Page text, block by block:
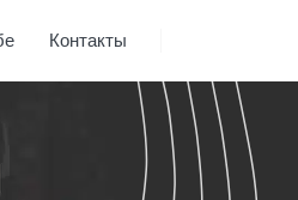
Контакты